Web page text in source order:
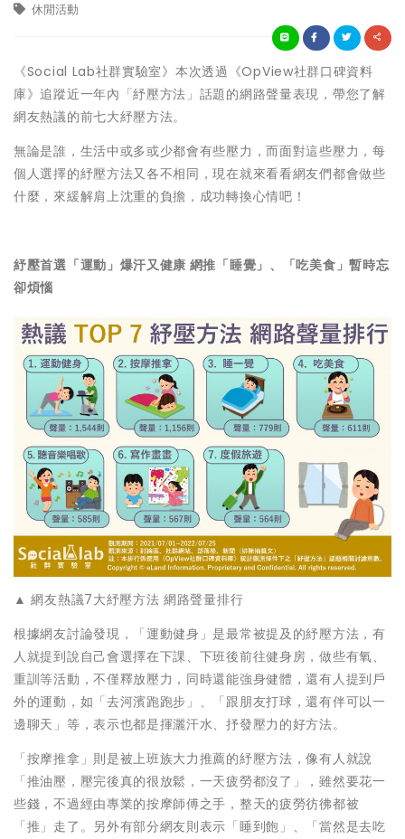
休閒活動
《Social Lab社群實驗室》本次透過《OpView社群口碑資料
庫》追蹤近一年內「紓壓方法」話題的網路聲量表現，帶您了解
網友熱議的前七大紓壓方法。
無論是誰，生活中或多或少都會有些壓力，而面對這些壓力，每
個人選擇的紓壓方法又各不相同，現在就來看看網友們都會做些
什麼，來緩解肩上沈重的負擔，成功轉換心情吧！
紓壓首選「運動」爆汗又健康 網推「睡覺」、「吃美食」暫時忘
卻煩惱
▲ 網友熱議7大紓壓方法 網路聲量排行
根據網友討論發現，「運動健身」是最常被提及的紓壓方法，有
人就提到說自己會選擇在下課、下班後前往健身房，做些有氧、
重訓等活動，不僅釋放壓力，同時還能強身健體，還有人提到戶
外的運動，如「去河濱跑跑步」、「跟朋友打球，還有伴可以一
邊聊天」等，表示也都是揮灑汗水、抒發壓力的好方法。
「按摩推拿」則是被上班族大力推薦的紓壓方法，像有人就說
「推油壓，壓完後真的很放鬆，一天疲勞都沒了」，雖然要花一
些錢，不過經由專業的按摩師傅之手，整天的疲勞彷彿都被
「推」走了。另外有部分網友則表示「睡到飽」、「當然是去吃